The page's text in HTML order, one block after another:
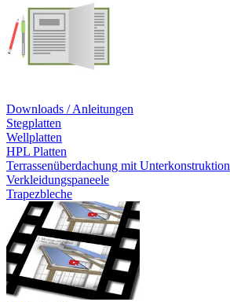
Downloads / Anleitungen
Stegplatten
Wellplatten
HPL Platten
Terrassenüberdachung mit Unterkonstruktion
Verkleidungspaneele
Trapezbleche